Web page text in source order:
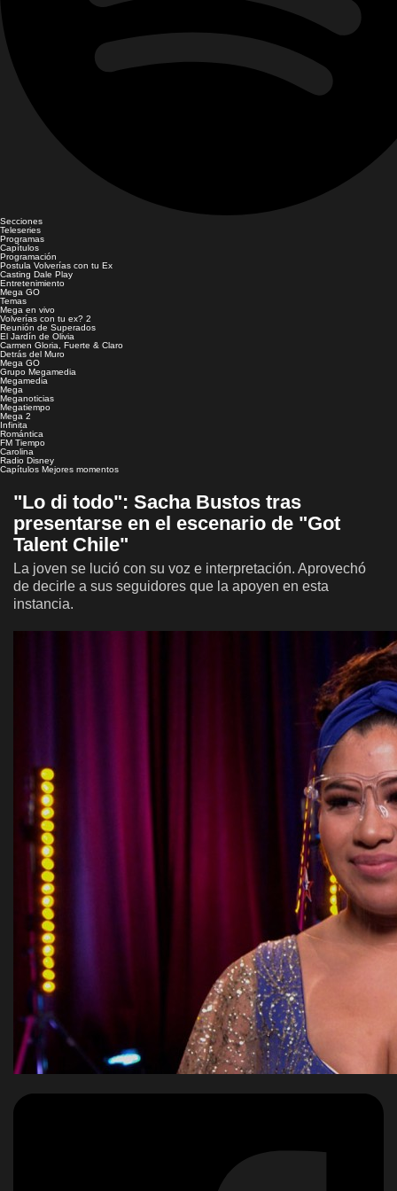
Secciones
Teleseries
Programas
Capítulos
Programación
Postula Volverías con tu Ex
Casting Dale Play
Entretenimiento
Mega GO
Temas
Mega en vivo
Volverías con tu ex? 2
Reunión de Superados
El Jardín de Olivia
Carmen Gloria, Fuerte & Claro
Detrás del Muro
Mega GO
Grupo Megamedia
Megamedia
Mega
Meganoticias
Megatiempo
Mega 2
Infinita
Romántica
FM Tiempo
Carolina
Radio Disney
Capítulos Mejores momentos
"Lo di todo": Sacha Bustos tras
presentarse en el escenario de "Got
Talent Chile"
La joven se lució con su voz e interpretación. Aprovechó
de decirle a sus seguidores que la apoyen en esta
instancia.